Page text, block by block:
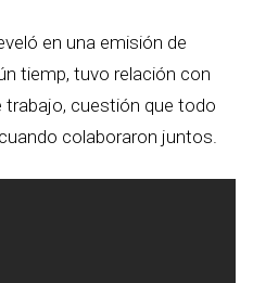
en una emisión de
tiemp, tuvo relación con
cuestión que todo
colaboraron juntos.